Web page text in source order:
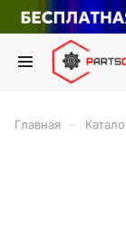
Главная